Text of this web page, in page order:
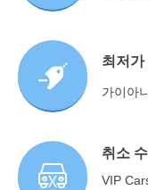
최저
가이아
취소
VIP